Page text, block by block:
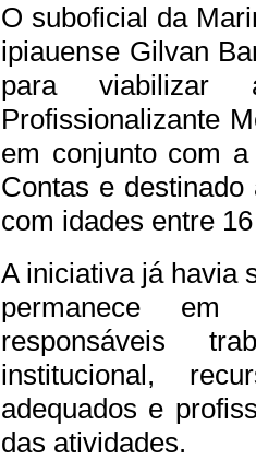
O suboficial da
ipiauense Gilvan
para viabilizar
Profissionalizante
em conjunto com
Contas e
com idades entre
A iniciativa já havia
permanece em
responsáveis
institucional,
adequados e
das atividades.